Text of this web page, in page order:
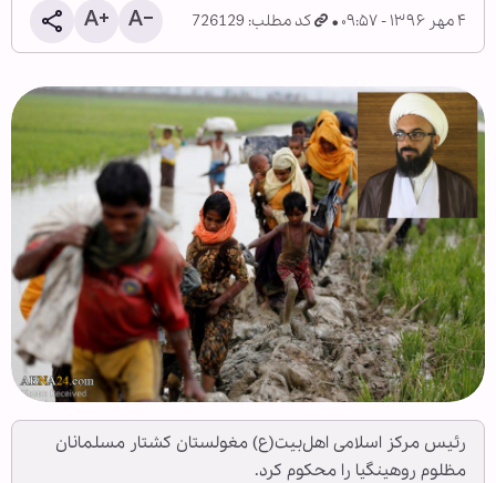
۴ مهر ۱۳۹۶ - ۰۹:۵۷ کد مطلب: 726129
رئیس مرکز اسلامی اهل‌بیت(ع) مغولستان کشتار مسلمانان
مظلوم روهینگیا را محکوم کرد.